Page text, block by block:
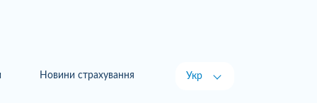
Новини страхування Укр